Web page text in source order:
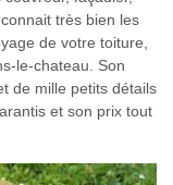
très bien les
de votre toiture,
le-chateau. Son
de mille petits détails
et son prix tout